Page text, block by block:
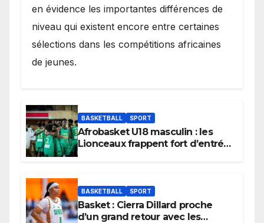
en évidence les importantes différences de
niveau qui existent encore entre certaines
sélections dans les compétitions africaines
de jeunes.
BASKETBALL SPORT
Afrobasket U18 masculin : les
Lionceaux frappent fort d’entrée
BASKETBALL SPORT
Basket : Cierra Dillard proche
d’un grand retour avec les